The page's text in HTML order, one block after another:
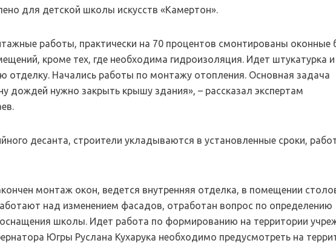
для детской школы искусств «Камертон».
работы, практически на 70 процентов смонтированы оконные
кроме тех, где необходима гидроизоляция. Идет штукатурка и
отделку. Начались работы по монтажу отопления. Основная задача
дождей нужно закрыть крышу здания», – рассказал экспертам
десанта, строители укладываются в установленные сроки,
монтаж окон, ведется внутренняя отделка, в помещении
над изменением фасадов, отработан вопрос по определению
школы. Идет работа по формированию на территории
Югры Руслана Кухарука необходимо предусмотреть на